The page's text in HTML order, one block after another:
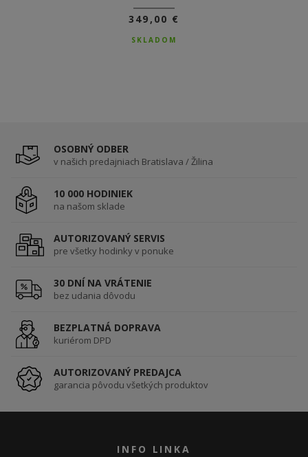
349,00 €
SKLADOM
299,00 €
DO 3-5 DNÍ
OSOBNÝ ODBER
v našich predajniach Bratislava / Žilina
10 000 HODINIEK
na našom sklade
AUTORIZOVANÝ SERVIS
pre všetky hodinky v ponuke
30 DNÍ NA VRÁTENIE
bez udania dôvodu
BEZPLATNÁ DOPRAVA
kuriérom DPD
AUTORIZOVANÝ PREDAJCA
garancia pôvodu všetkých produktov
INFO LINKA